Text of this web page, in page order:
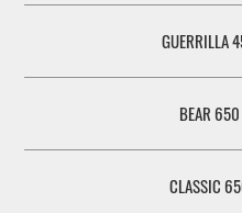
GUERRILLA
BEAR
CLASSIC